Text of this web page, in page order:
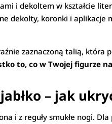
i dekoltem w kształcie
dekolty, koronki i
zaznaczoną talią, która
to, co w Twojej figurze
– jak
i z reguły smukłe nogi.